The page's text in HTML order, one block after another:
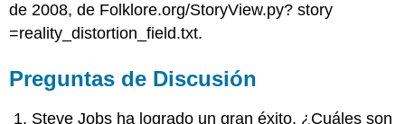
de 2008, de Folklore.org/StoryView.py? story
=reality_distortion_field.txt.
Preguntas de Discusión
Steve Jobs ha logrado un gran éxito. ¿Cuáles son